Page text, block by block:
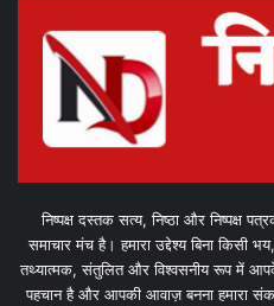
निष्पक्ष दस्तक सत्य, निष्ठा और निष्पक्ष
समाचार मंच है। हमारा उद्देश्य बिना किसी
तथ्यात्मक, संतुलित और विश्वसनीय रूप में आपके
पहचान है और आपकी आवाज़ बनना हमारा